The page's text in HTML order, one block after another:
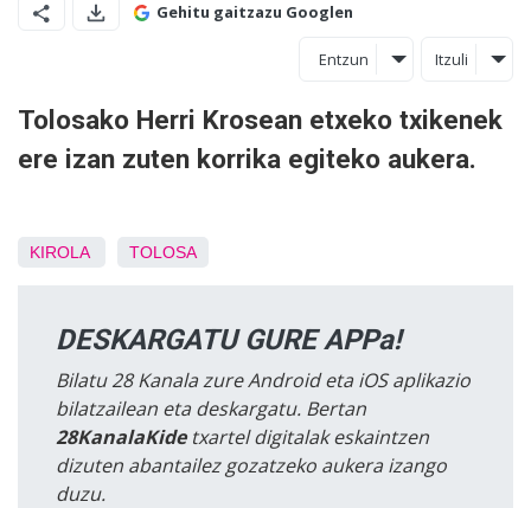
Gehitu gaitzazu Googlen
Entzun Itzuli
Tolosako Herri Krosean etxeko txikenek
ere izan zuten korrika egiteko aukera.
KIROLA TOLOSA
DESKARGATU GURE APPa!
Bilatu 28 Kanala zure Android eta iOS aplikazio
bilatzailean eta deskargatu. Bertan
28KanalaKidetxartel digitalak eskaintzen
dizuten abantailez gozatzeko aukera izango
duzu.